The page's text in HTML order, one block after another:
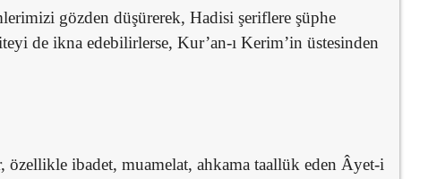
gözden düşürerek, Hadisi şeriflere şüphe
de ikna edebilirlerse, Kur’an-ı Kerim’in üstesinden
özellikle ibadet, muamelat, ahkama taallük eden Âyet-i